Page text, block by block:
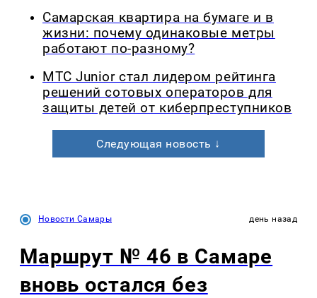
Самарская квартира на бумаге и в
жизни: почему одинаковые метры
работают по-разному?
МТС Junior стал лидером рейтинга
решений сотовых операторов для
защиты детей от киберпреступников
Следующая новость ↓
Новости Самары день назад
Маршрут № 46 в Самаре
вновь остался без